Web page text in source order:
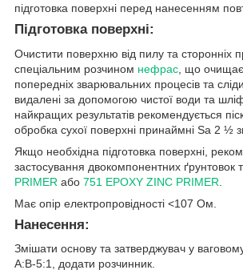
підготовка поверхні перед нанесенням
Підготовка поверхні:
Очистити поверхню від пилу та сторонніх
спеціальним розчином нефрас , що
попередніх зварювальних процесів та
видалені за допомогою чистої води та
найкращих результатів рекомендується
обробка сухої поверхні принаймні Sa 2 ½
Якщо необхідна підготовка поверхні,
застосування двокомпонентних ґрунтовок
PRIMER або 751 EPOXY ZINC PRIMER
Має опір електропровідності <107 Ом.
Нанесення:
Змішати основу та затверджувач у
А:В-5:1, додати розчинник.